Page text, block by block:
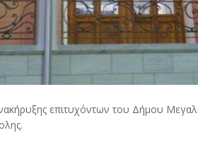
επιτυχόντων του Δήμου